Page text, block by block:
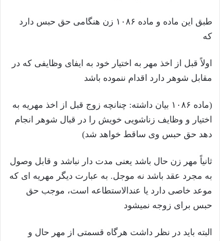
طبق این ماده و ماده ۱۰۸۶ زن هنگامی حق حبس دارد
که
اولاً قبل از اخذ مهر به اختیار خود به ایفای وظایفی که در
مقابل شوهر دارد اقدام ننموده باشد
(ماده ۱۰۸۶ بیان داشته: چنانچه زوج قبل از اخذ مهریه به
اختیار و وظایف زناشویی خویش را در قبال شوهر انجام
دهد حق حبس وی ساقط خواهد شد)
ثانیاً مهر زن حال باشد یعنی مدت دار نباشد و قابل وصول
به مجرد عقد باشد نه موجل. به عبارت دیگر مهریه ای که
موعد خاصی دارد یا عندالاستطاعه است، موجب حق
حبس برای زوجه نمیشود
البته باید در نظر داشت هرگاه قسمتی از مهر حال و